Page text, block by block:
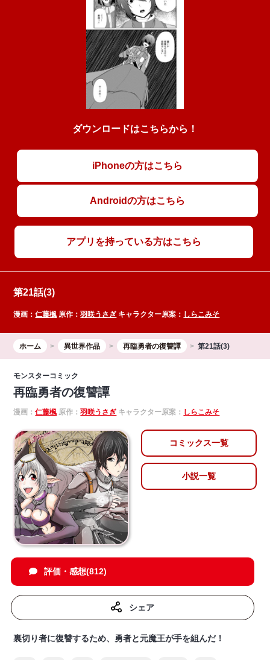
ダウンロードはこちらから！
iPhoneの方はこちら
Androidの方はこちら
アプリを持っている方はこちら
第21話(3)
漫画：仁藤楓 原作：羽咲うさぎ キャラクター原案： しらこみそ
ホーム 異世界作品 再臨勇者の復讐譚 第21話(3)
モンスターコミック
再臨勇者の復讐譚
漫画：仁藤楓 原作：羽咲うさぎ キャラクター原案： しらこみそ
コミックス一覧
小説一覧
評価・感想(812)
シェア
裏切り者に復讐するため、勇者と元魔王が手を組んだ！